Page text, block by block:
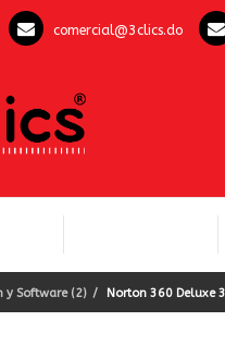
comercial@3clics.do
y Software (2) Norton 360 Deluxe